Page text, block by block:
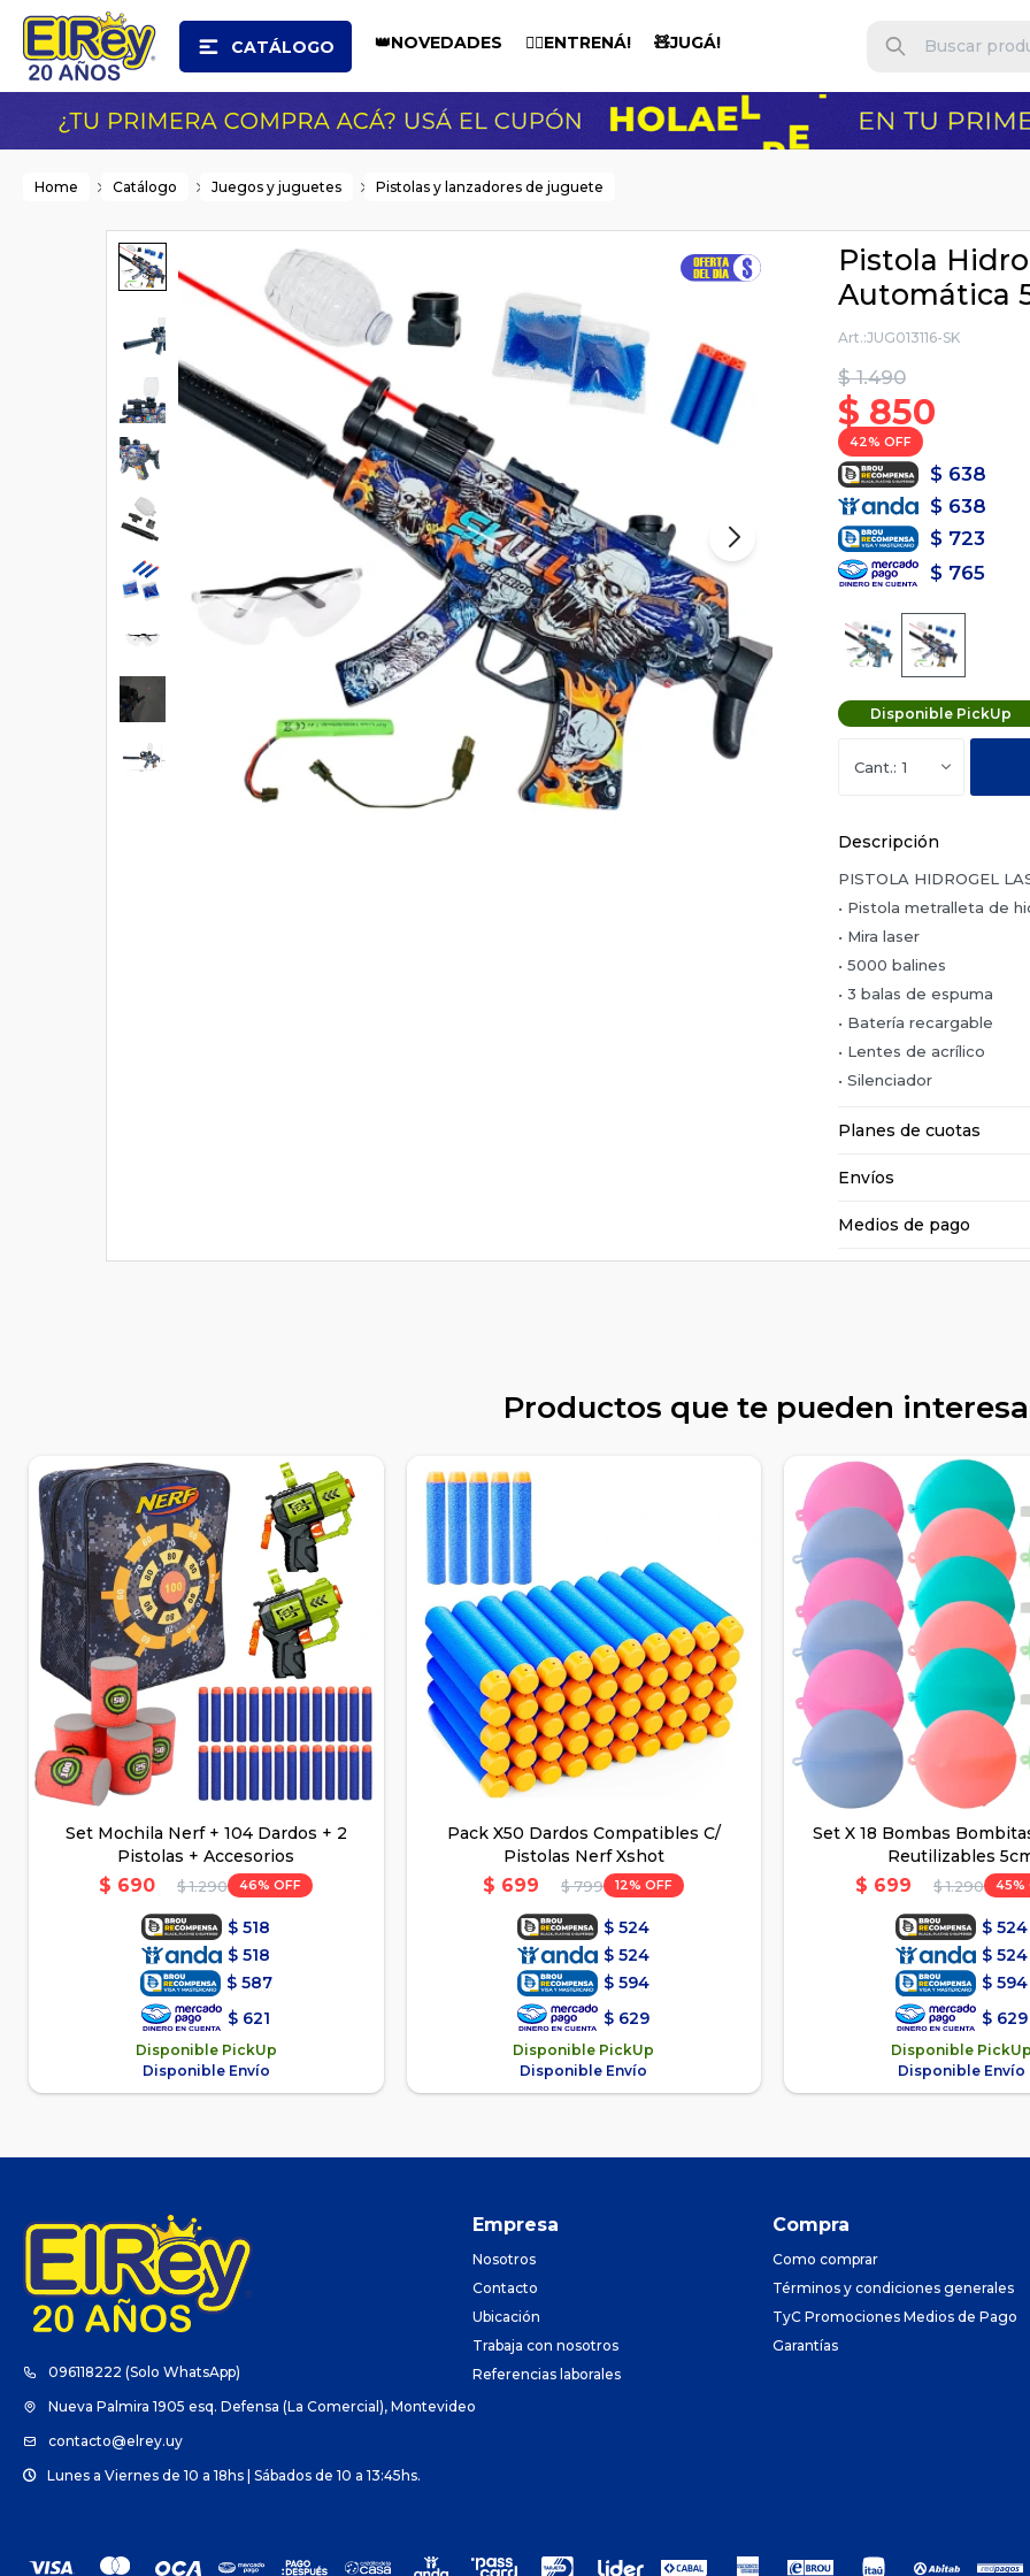
CATÁLOGO 👑NOVEDADES 🏋️‍♂️ENTRENÁ! 🧸JUGÁ!
Home Catálogo Juegos y juguetes Pistolas y lanzadores de juguete
Pistola
Automática
JUG013116-SK
$ 1.490
$ 850
42
$ 638
$ 638
$ 723
$ 765
Disponible PickUp
1
Descripción
PISTOLA HIDROGEL
• Pistola metralleta de
• Mira laser
• 5000 balines
• 3 balas de espuma
• Batería recargable
• Lentes de acrílico
• Silenciador
Planes de cuotas
Envíos
Medios de pago
Productos que te pueden
Set Mochila Nerf + 104 Dardos + 2
Pistolas + Accesorios
$ 690 $ 1.290 46
$ 518
$ 518
$ 587
$ 621
Disponible PickUp
Disponible Envío
Pack X50 Dardos Compatibles C/
Pistolas Nerf Xshot
$ 699 $ 799 12
$ 524
$ 524
$ 594
$ 629
Disponible PickUp
Disponible Envío
Set X 18 Bombas
Reutilizables
$ 699 $ 1.290 45
$ 524
$ 524
$ 594
$ 629
Disponible
Disponible Envío
096118222 (Solo WhatsApp)
Nueva Palmira 1905 esq. Defensa (La Comercial), Montevideo
contacto@elrey.uy
Lunes a Viernes de 10 a 18hs | Sábados de 10 a 13:45hs.
Empresa
Nosotros
Contacto
Ubicación
Trabaja con nosotros
Referencias laborales
Compra
Como comprar
Términos y condiciones generales
TyC Promociones Medios de Pago
Garantías